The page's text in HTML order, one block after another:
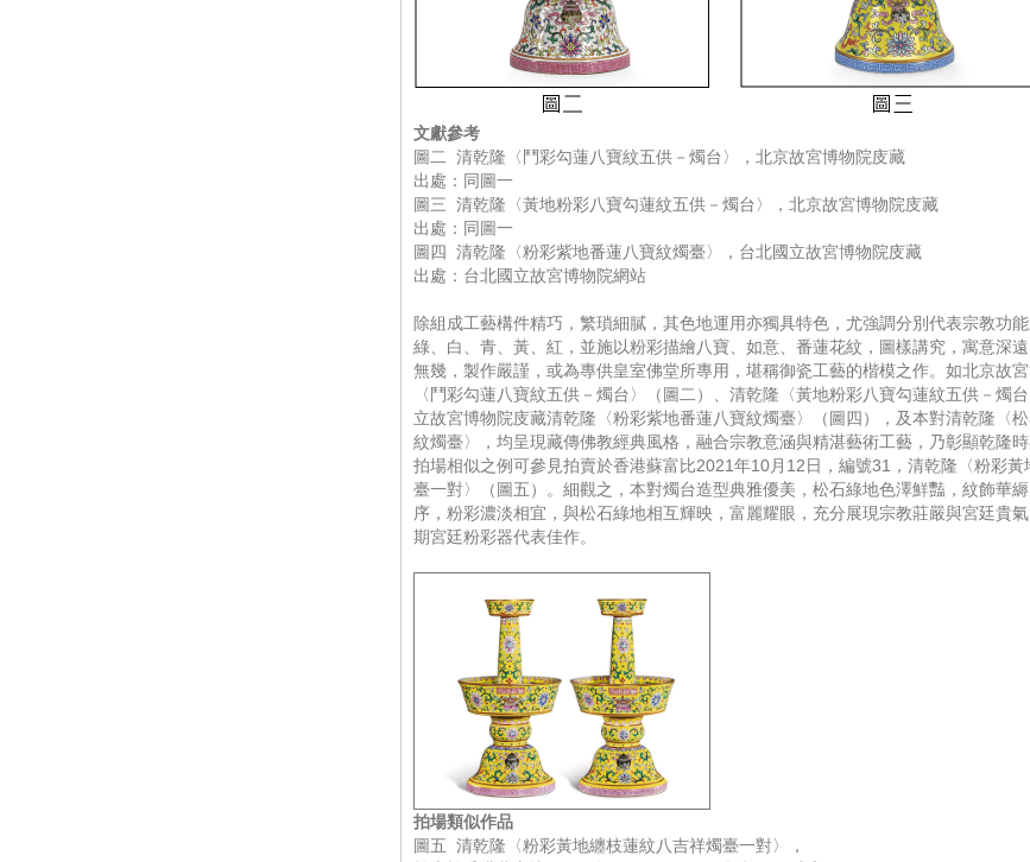
文獻參考
圖二 清乾隆〈鬥彩勾蓮八寶紋五供－燭台〉，北京故宮博物院庋藏
出處：同圖一
圖三 清乾隆〈黃地粉彩八寶勾蓮紋五供－燭台〉，北京故宮博物院庋藏
出處：同圖一
圖四 清乾隆〈粉彩紫地番蓮八寶紋燭臺〉，台北國立故宮博物院庋藏
出處：台北國立故宮博物院網站
除組成工藝構件精巧，繁瑣細膩，其色地運用亦獨具特色，尤強調分別代表宗教功
綠、白、青、黃、紅，並施以粉彩描繪八寶、如意、番蓮花紋，圖樣講究，寓意深
無幾，製作嚴謹，或為專供皇室佛堂所專用，堪稱御瓷工藝的楷模之作。如北京故
〈鬥彩勾蓮八寶紋五供－燭台〉（圖二）、清乾隆〈黃地粉彩八寶勾蓮紋五供－燭
立故宮博物院庋藏清乾隆〈粉彩紫地番蓮八寶紋燭臺〉（圖四），及本對清乾隆〈
紋燭臺〉，均呈現藏傳佛教經典風格，融合宗教意涵與精湛藝術工藝，乃彰顯乾隆時
拍場相似之例可參見拍賣於香港蘇富比2021年10月12日，編號31，清乾隆〈粉彩黃
臺一對〉（圖五）。細觀之，本對燭台造型典雅優美，松石綠地色澤鮮豔，紋飾華
序，粉彩濃淡相宜，與松石綠地相互輝映，富麗耀眼，充分展現宗教莊嚴與宮廷貴
期宮廷粉彩器代表佳作。
拍場類似作品
圖五 清乾隆〈粉彩黃地纏枝蓮紋八吉祥燭臺一對〉，